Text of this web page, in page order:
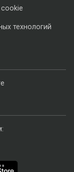
технологий